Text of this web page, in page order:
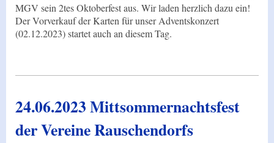
MGV sein 2tes Oktoberfest aus. Wir laden herzlich dazu ein!
Der Vorverkauf der Karten für unser Adventskonzert
(02.12.2023) startet auch an diesem Tag.
24.06.2023 Mittsommernachtsfest
der Vereine Rauschendorfs